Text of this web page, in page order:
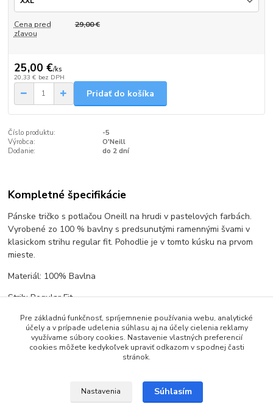
Cena pred
zľavou
29,00 €
25,00 €/ks
20,33 € bez DPH
Pridať do košíka
Číslo produktu:
-5
Výrobca:
O'Neill
Dodanie:
do 2 dní
Kompletné špecifikácie
Pánske tričko s potlačou Oneill na hrudi v pastelových farbách.
Vyrobené zo 100 % bavlny s predsunutými ramennými švami v
klasickom strihu regular fit. Pohodlie je v tomto kúsku na prvom
mieste.
Materiál: 100% Bavlna
Strih: Regular Fit
Tovar zaradený v kategóriách
Pre základnú funkčnosť, spríjemnenie používania webu, analytické
účely a v prípade udelenia súhlasu aj na účely cielenia reklamy
využívame súbory cookies. Nastavenie vlastných preferencií
cookies môžete kedykoľvek upraviť odkazom v spodnej časti
stránok.
Nastavenia Súhlasím